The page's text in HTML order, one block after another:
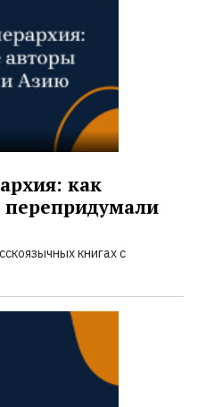
как
перепридумали
книгах с